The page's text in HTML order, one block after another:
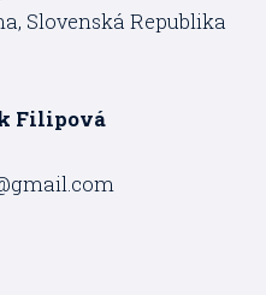
Slovenská Republika
Filipová